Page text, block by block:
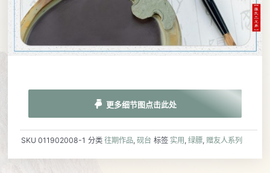
更多细节图点击此处
SKU 011902008-1 分类 往期作品,砚台 标签 实用 ,绿膘, 赠友人系列